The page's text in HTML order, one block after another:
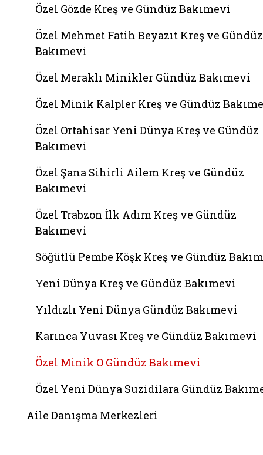
Özel Gözde Kreş ve Gündüz Bakımevi
Özel Mehmet Fatih Beyazıt Kreş ve Gündüz
Bakımevi
Özel Meraklı Minikler Gündüz Bakımevi
Özel Minik Kalpler Kreş ve Gündüz
Özel Ortahisar Yeni Dünya Kreş ve Gündüz
Bakımevi
Özel Şana Sihirli Ailem Kreş ve Gündüz
Bakımevi
Özel Trabzon İlk Adım Kreş ve Gündüz
Bakımevi
Söğütlü Pembe Köşk Kreş ve Gündüz
Yeni Dünya Kreş ve Gündüz Bakımevi
Yıldızlı Yeni Dünya Gündüz Bakımevi
Karınca Yuvası Kreş ve Gündüz Bakımevi
Özel Minik O Gündüz Bakımevi
Özel Yeni Dünya Suzidilara Gündüz
Aile Danışma Merkezleri